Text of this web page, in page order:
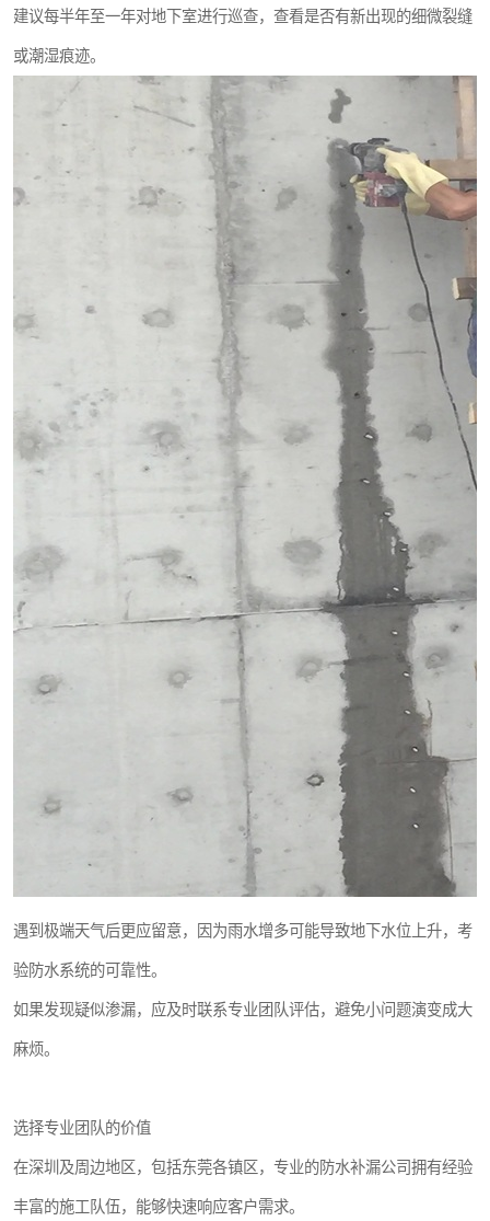
建议每半年至一年对地下室进行巡查，查看是否有新出现的细微裂缝
或潮湿痕迹。
遇到极端天气后更应留意，因为雨水增多可能导致地下水位上升，考
验防水系统的可靠性。
如果发现疑似渗漏，应及时联系专业团队评估，避免小问题演变成大
麻烦。
选择专业团队的价值
在深圳及周边地区，包括东莞各镇区，专业的防水补漏公司拥有经验
丰富的施工队伍，能够快速响应客户需求。